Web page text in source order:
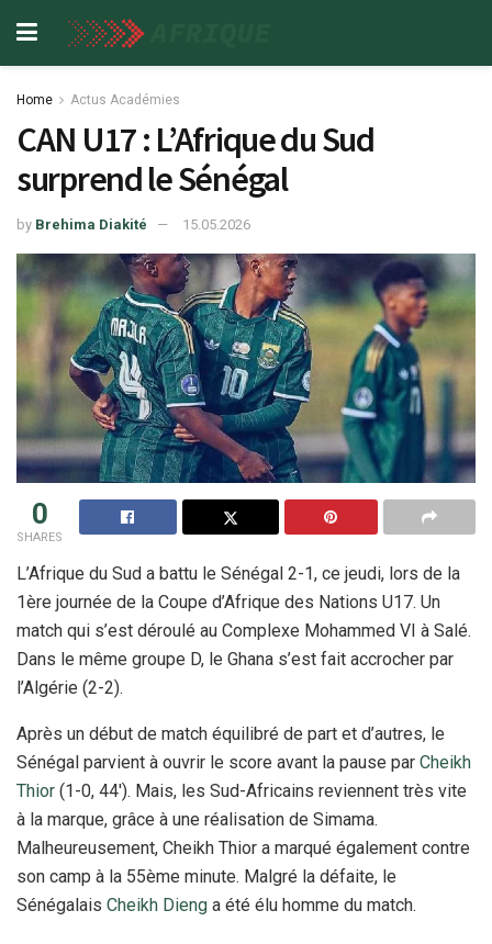
Home Actus Académies
CAN U17 : L’Afrique du Sud
surprend le Sénégal
by Brehima Diakité 15.05.2026
0
SHARES
L’Afrique du Sud a battu le Sénégal 2-1, ce jeudi, lors de la
1ère journée de la Coupe d’Afrique des Nations U17. Un
match qui s’est déroulé au Complexe Mohammed VI à Salé.
Dans le même groupe D, le Ghana s’est fait accrocher par
l’Algérie (2-2).
Après un début de match équilibré de part et d’autres, le
Sénégal parvient à ouvrir le score avant la pause par Cheikh
Thior (1-0, 44′). Mais, les Sud-Africains reviennent très vite
à la marque, grâce à une réalisation de Simama.
Malheureusement, Cheikh Thior a marqué également contre
son camp à la 55ème minute. Malgré la défaite, le
Sénégalais Cheikh Dieng a été élu homme du match.